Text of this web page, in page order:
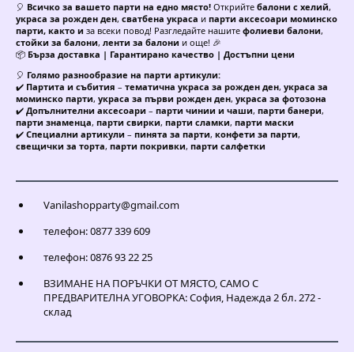
🎈 Всичко за вашето парти на едно място! Открийте балони с хелий,
украса за рожден ден, сватбена украса и парти аксесоари моминско
парти, както и за всеки повод! Разгледайте нашите фолиеви балони,
стойки за балони, ленти за балони и още! 🎉
📦 Бърза доставка | Гарантирано качество | Достъпни цени
🎈 Голямо разнообразие на парти артикули:
✔️ Партита и събития – тематична украса за рожден ден, украса за
моминско парти, украса за първи рожден ден, украса за фотозона
✔️ Допълнителни аксесоари – парти чинии и чаши, парти банери,
парти знаменца, парти свирки, парти сламки, парти маски
✔️ Специални артикули – пинята за парти, конфети за парти,
свещички за торта, парти покривки, парти салфетки
Vanilashopparty@gmail.com
телефон: 0877 339 609
телефон: 0876 93 22 25
ВЗИМАНЕ НА ПОРЪЧКИ ОТ МЯСТО, САМО С
ПРЕДВАРИТЕЛНА УГОВОРКА: София, Надежда 2 бл. 272 -
склад